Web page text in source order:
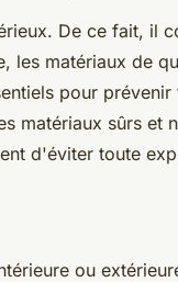
De ce fait, il
les matériaux de
pour
matériaux sûrs et
d'éviter toute
ou